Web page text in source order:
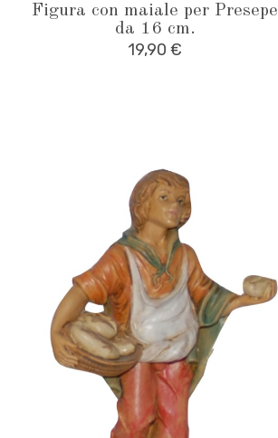
Figura con maiale per Presepe
da 16 cm.
19,90€